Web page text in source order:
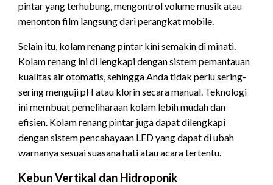
pintar yang terhubung, mengontrol volume musik atau
menonton film langsung dari perangkat mobile.
Selain itu, kolam renang pintar kini semakin di minati.
Kolam renang ini di lengkapi dengan sistem pemantauan
kualitas air otomatis, sehingga Anda tidak perlu sering-
sering menguji pH atau klorin secara manual. Teknologi
ini membuat pemeliharaan kolam lebih mudah dan
efisien. Kolam renang pintar juga dapat dilengkapi
dengan sistem pencahayaan LED yang dapat di ubah
warnanya sesuai suasana hati atau acara tertentu.
Kebun Vertikal dan Hidroponik